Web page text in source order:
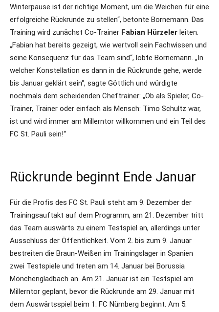
Winterpause ist der richtige Moment, um die Weichen für eine
erfolgreiche Rückrunde zu stellen“, betonte Bornemann. Das
Training wird zunächst Co-Trainer Fabian Hürzeler leiten.
„Fabian hat bereits gezeigt, wie wertvoll sein Fachwissen und
seine Konsequenz für das Team sind“, lobte Bornemann. „In
welcher Konstellation es dann in die Rückrunde gehe, werde
bis Januar geklärt sein“, sagte Göttlich und würdigte
nochmals dem scheidenden Cheftrainer: „Ob als Spieler, Co-
Trainer, Trainer oder einfach als Mensch: Timo Schultz war,
ist und wird immer am Millerntor willkommen und ein Teil des
FC St. Pauli sein!“
Rückrunde beginnt Ende Januar
Für die Profis des FC St. Pauli steht am 9. Dezember der
Trainingsauftakt auf dem Programm, am 21. Dezember tritt
das Team auswärts zu einem Testspiel an, allerdings unter
Ausschluss der Öffentlichkeit. Vom 2. bis zum 9. Januar
bestreiten die Braun-Weißen im Trainingslager in Spanien
zwei Testspiele und treten am 14. Januar bei Borussia
Mönchengladbach an. Am 21. Januar ist ein Testspiel am
Millerntor geplant, bevor die Rückrunde am 29. Januar mit
dem Auswärtsspiel beim 1. FC Nürnberg beginnt. Am 5.